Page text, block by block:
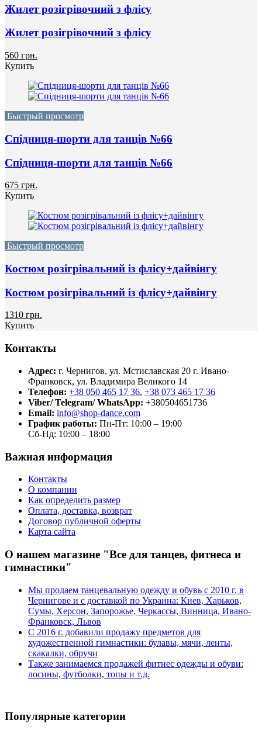
Жилет розігрівочний з флісу
Жилет розігрівочний з флісу
560 грн.
Купить
Быстрый просмотр
Спідниця-шорти для танців №66
Спідниця-шорти для танців №66
675 грн.
Купить
Быстрый просмотр
Костюм розігрівальний із флісу+дайвінгу
Костюм розігрівальний із флісу+дайвінгу
1310 грн.
Купить
Контакты
Адрес: г. Чернигов, ул. Мстиславская 20 г. Ивано-
Франковск, ул. Владимира Великого 14
Телефон: +38 050 465 17 36, +38 073 465 17 36
Viber/ Telegram/ WhatsApp: +380504651736
Email: info@shop-dance.com
График работы: Пн-Пт: 10:00 – 19:00
Сб-Нд: 10:00 – 18:00
Важная информация
Контакты
О компании
Как определить размер
Оплата, доставка, возврат
Договор публичной оферты
Карта сайта
О нашем магазине "Все для танцев, фитнеса и
гимнастики"
Мы продаем танцевальную одежду и обувь с 2010 г. в
Чернигове и с доставкой по Украина: Киев, Харьков,
Сумы, Херсон, Запорожье, Черкассы, Винница, Ивано-
Франковск, Львов
С 2016 г. добавили продажу предметов для
художественной гимнастики: булавы, мячи, ленты,
скакалки, обручи
Также занимаемся продажей фитнес одежды и обуви:
лосины, футболки, топы и т.д.
Популярные категории